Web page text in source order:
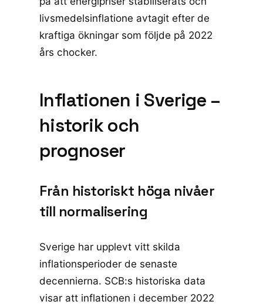
livsmedelsinflatione avtagit efter de
kraftiga ökningar som följde på 2022
års chocker.
Inflationen i Sverige –
historik och
prognoser
Från historiskt höga nivåer
till normalisering
Sverige har upplevt vitt skilda
inflationsperioder de senaste
decennierna. SCB:s historiska data
visar att inflationen i december 2022